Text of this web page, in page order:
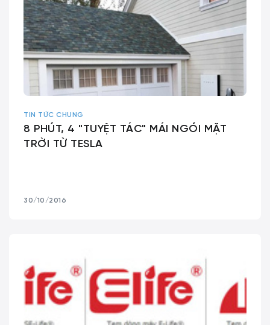
TIN TỨC CHUNG
8 PHÚT, 4 "TUYỆT TÁC" MÁI NGÓI MẶT
TRỜI TỪ TESLA
30/10/2016